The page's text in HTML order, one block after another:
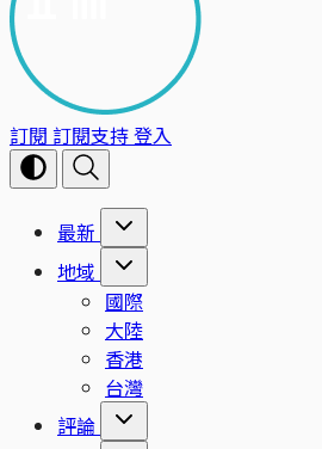
訂閱 訂閱支持登入
最新
地域
國際
大陸
香港
台灣
評論